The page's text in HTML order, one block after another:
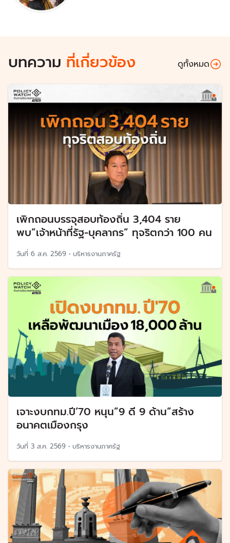
บทความ ที่เกี่ยวข้อง ดูทั้งหมด
เพิกถอนบรรจุสอบท้องถิ่น 3,404 ราย
พบ”เจ้าหน้าที่รัฐ-บุคลากร” ทุจริตกว่า 100 คน
วันที่ 6 ส.ค. 2569 • บริหารงานภาครัฐ
เจาะงบกทม.ปี’70 หนุน”9 ดี 9 ด้าน”สร้าง
อนาคตเมืองกรุง
วันที่ 3 ส.ค. 2569 • บริหารงานภาครัฐ